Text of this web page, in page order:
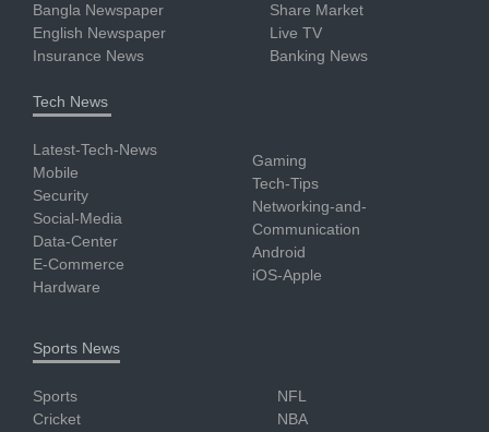
Bangla Newspaper
English Newspaper
Insurance News
Share Market
Live TV
Banking News
Tech News
Latest-Tech-News
Mobile
Security
Social-Media
Data-Center
E-Commerce
Hardware
Gaming
Tech-Tips
Networking-and-
Communication
Android
iOS-Apple
Sports News
Sports
Cricket
NFL
NBA